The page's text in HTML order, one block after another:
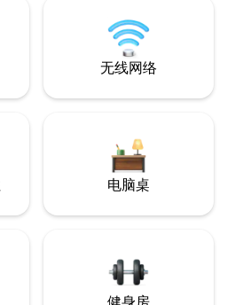
无线网络
电脑桌